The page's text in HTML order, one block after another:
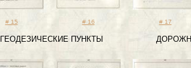
# 15 # 16 # 17
ГЕОДЕЗИЧЕСКИЕ